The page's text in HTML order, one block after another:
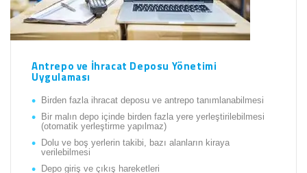
Antrepo ve İhracat Deposu Yönetimi
Uygulaması
Birden fazla ihracat deposu ve antrepo tanımlanabilmesi
Bir malın depo içinde birden fazla yere yerleştirilebilmesi
(otomatik yerleştirme yapılmaz)
Dolu ve boş yerlerin takibi, bazı alanların kiraya
verilebilmesi
Depo giriş ve çıkış hareketleri